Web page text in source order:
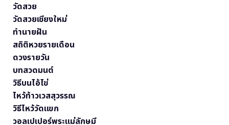
วัดสวย
วัดสวยเชียงใหม่
ทำนายฝัน
สถิติหวยรายเดือน
ดวงรายวัน
บทสวดมนต์
วิธีบนไอ้ไข่
ไหว้ท้าวเวสสุวรรณ
วิธีไหว้วัดแขก
วอลเปเปอร์พระแม่ลักษมี